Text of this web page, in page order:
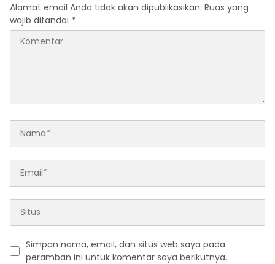
Alamat email Anda tidak akan dipublikasikan. Ruas yang
wajib ditandai *
Simpan nama, email, dan situs web saya pada
peramban ini untuk komentar saya berikutnya.